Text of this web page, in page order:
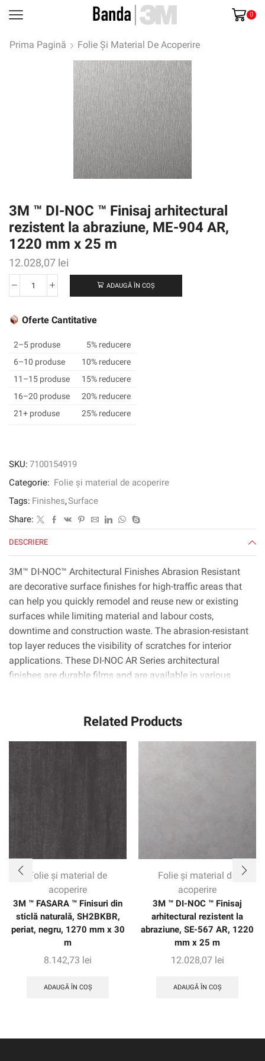
0
Prima Pagină Folie Și Material De Acoperire
3M ™ DI-NOC ™ Finisaj arhitectural
rezistent la abraziune, ME-904 AR,
1220 mm x 25 m
12.028,07 lei
Cantitate
™
NOC
Finisaj
arhitectural
rezistent
AR,
mm
x
m
ADAUGĂ ÎN COȘ
Oferte Cantitative
2–5 produse
5% reducere
6–10 produse
10% reducere
11–15 produse
15% reducere
16–20 produse
20% reducere
21+ produse
25% reducere
SKU: 7100154919
Categorie: Folie și material de acoperire
Tags: Finishes,Surface
Share:
DESCRIERE
3M™ DI-NOC™ Architectural Finishes Abrasion Resistant
are decorative surface finishes for high-traffic areas that
can help you quickly remodel and reuse new or existing
surfaces while limiting material and labour costs,
downtime and construction waste. The abrasion-resistant
top layer reduces the visibility of scratches for interior
applications. These DI-NOC AR Series architectural
finishes are durable films and are available in various
curved (3D) surfaces. 3M™ Comply™ Adhesive technology
up the application process.
Related Products
Folie și material de
acoperire
3M ™ FASARA ™ Finisuri din
sticlă naturală, SH2BKBR,
periat, negru, 1270 mm x 30
m
8.142,73 lei
ADAUGĂ ÎN COȘ
Folie și material de
acoperire
3M ™ DI-NOC ™ Finisaj
arhitectural rezistent la
abraziune, SE-567 AR, 1220
mm x 25 m
12.028,07 lei
ADAUGĂ ÎN COȘ